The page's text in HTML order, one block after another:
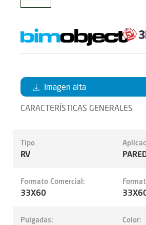
Imagen alta
CARACTERÍSTICAS GENERALES
Tipo
RV
Formato Comercial:
33X60
Pulgadas: Color: